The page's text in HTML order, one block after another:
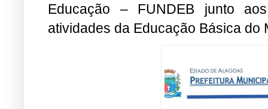
Educação – FUNDEB junto
atividades da Educação Básica do